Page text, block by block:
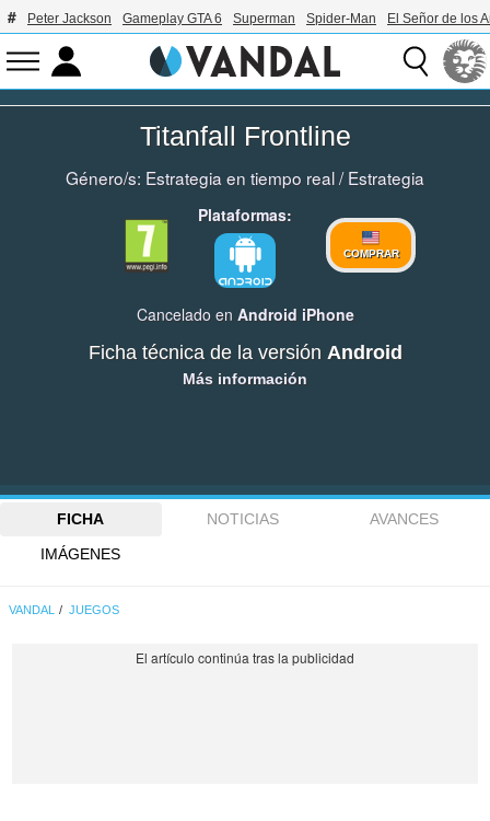
Peter Jackson Gameplay GTA 6 Superman Spider-Man El Señor de los
Titanfall Frontline
Género/s: Estrategia en tiempo real/Estrategia
Plataformas:
COMPRAR
Cancelado en Android iPhone
Ficha técnica de la versión Android
Más información
FICHA NOTICIAS
AVANCES
IMÁGENES
VANDAL JUEGOS